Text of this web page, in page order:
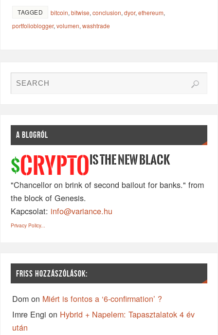
TAGGED bitcoin,bitwise,conclusion,dyor,ethereum,
portfolioblogger,volumen,washtrade
A BLOGRÓL
$CRYPTO IS THE NEW BLACK
"Chancellor on brink of second bailout for banks." from
the block of Genesis.
Kapcsolat: info@variance.hu
Privacy Policy...
FRISS HOZZÁSZÓLÁSOK:
Dom on Miért is fontos a ‘6-confirmation’ ?
Imre Engi on Hybrid + Napelem: Tapasztalatok 4 év
után